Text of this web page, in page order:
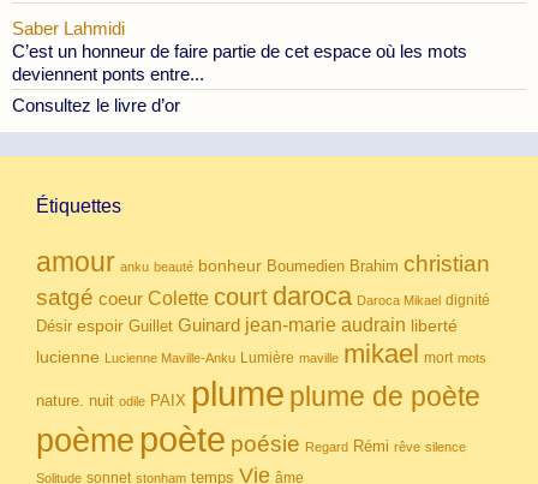
Saber Lahmidi
C’est un honneur de faire partie de cet espace où les mots
deviennent ponts entre...
Consultez le livre d’or
Étiquettes
amour anku beauté bonheur Boumedien Brahim christian
satgé coeur Colette court daroca Daroca Mikael dignité
Désir espoir Guillet Guinard jean-marie audrain liberté
lucienne Lucienne Maville-Anku Lumière maville mikael mort mots
nature. nuit odile PAIX plume plume de poète
poème poète poésie Regard Rémi rêve silence
Solitude sonnet stonham temps Vie âme